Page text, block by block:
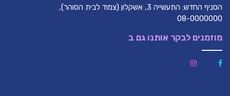
הסניף החדש: התעשייה 3, אשקלון (צמוד לבית הסוהר),
08-0000000
מוזמנים לבקר אותנו גם ב